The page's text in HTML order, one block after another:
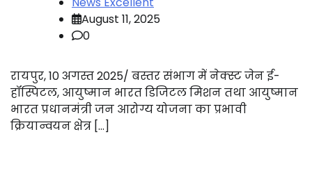
August 11, 2025
0
रायपुर, 10 अगस्त 2025/ बस्तर संभाग में नेक्स्ट जेन ई-
हॉस्पिटल, आयुष्मान भारत डिजिटल मिशन तथा आयुष्मान
भारत प्रधानमंत्री जन आरोग्य योजना का प्रभावी
क्रियान्वयन क्षेत्र […]